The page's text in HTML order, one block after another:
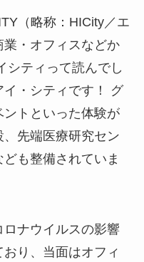
（略称：HICity／エ
・オフィスなどか
シティって読んでし
イ・シティです！ グ
トといった体験が
先端医療研究セン
も整備されていま
ナウイルスの影響
り、当面はオフィ